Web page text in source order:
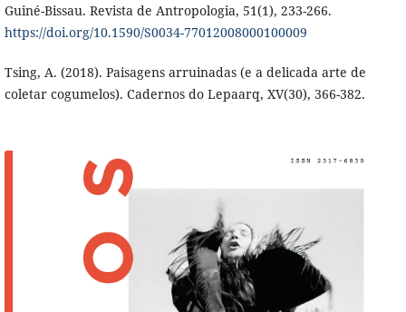
Guiné-Bissau. Revista de Antropologia, 51(1), 233-266.
https://doi.org/10.1590/S0034-77012008000100009
Tsing, A. (2018). Paisagens arruinadas (e a delicada arte de
coletar cogumelos). Cadernos do Lepaarq, XV(30), 366-382.